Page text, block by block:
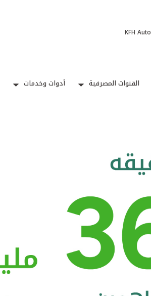
KFH Auto
القنوات المصرفية أدوات وخدمات